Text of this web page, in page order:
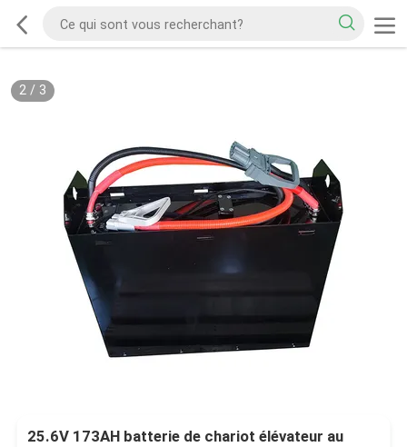
2/ 3
25.6V 173AH batterie de chariot élévateur au